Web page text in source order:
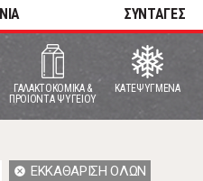
ΣΥΝΤΑΓΕΣ
ΓΑΛΑΚΤΟΚΟΜΙΚΑ &
ΠΡΟΙΟΝΤΑ ΨΥΓΕΙΟΥ
ΚΑΤΕΨΥΓΜΕΝΑ
cancel ΕΚΚΑΘΑΡΙΣΗ ΟΛΩΝ